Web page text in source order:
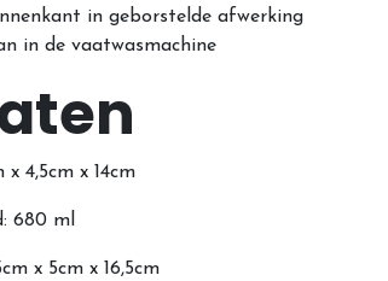
in geborstelde afwerking
in de vaatwasmachine
x 4,5cm x 14cm
680 ml
x 5cm x 16,5cm